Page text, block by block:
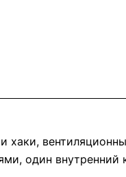
один внутренний